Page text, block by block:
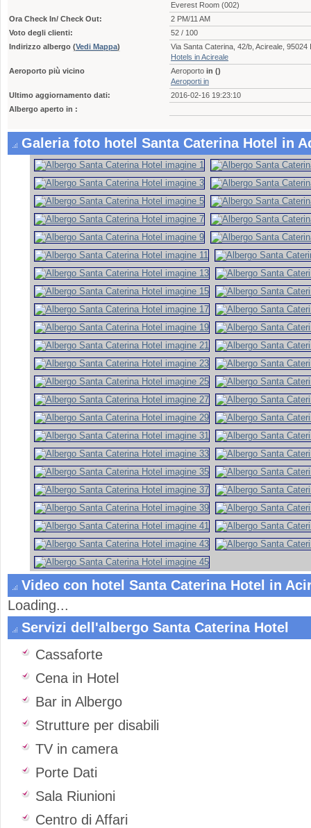
Everest Room (002)
Ora Check In/ Check Out:
2 PM/11 AM
Voto degli clienti:
52 / 100
Indirizzo albergo (Vedi Mappa)
Via Santa Caterina, 42/b, Acireale, 95024
Hotels in Acireale
Aeroporto più vicino
Aeroporto in ()
Aeroporti in
Ultimo aggiornamento dati:
2016-02-16 19:23:10
Albergo aperto in :
Galeria foto hotel Santa Caterina Hotel in
Video con hotel Santa Caterina Hotel in
Loading...
Servizi dell'albergo Santa Caterina Hotel
Cassaforte
Cena in Hotel
Bar in Albergo
Strutture per disabili
TV in camera
Porte Dati
Sala Riunioni
Centro di Affari